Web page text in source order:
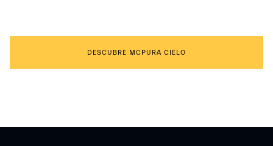
DESCUBRE MCPURA CIELO